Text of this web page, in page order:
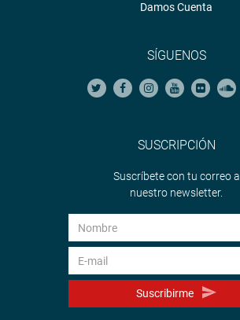
Damos Cuenta
SÍGUENOS
SUSCRIPCIÓN
Suscríbete con tu correo a
nuestro newsletter.
Suscribirme